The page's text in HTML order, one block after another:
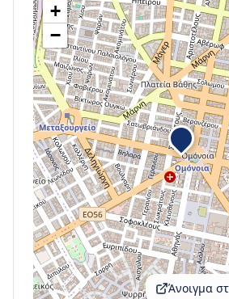
+
−
Άνοιγμα